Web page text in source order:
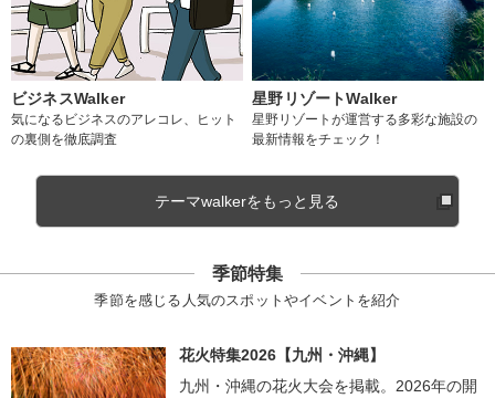
ビジネスWalker
気になるビジネスのアレコレ、ヒット
の裏側を徹底調査
星野リゾートWalker
星野リゾートが運営する多彩な施設の
最新情報をチェック！
テーマwalkerをもっと見る
季節特集
季節を感じる人気のスポットやイベントを紹介
花火特集2026【九州・沖縄】
九州・沖縄の花火大会を掲載。2026年の開